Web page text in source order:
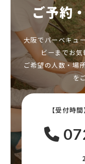
ご予約
大阪でバーベキュ
ビーまでお
ご希望の人数・場
を
【受付時